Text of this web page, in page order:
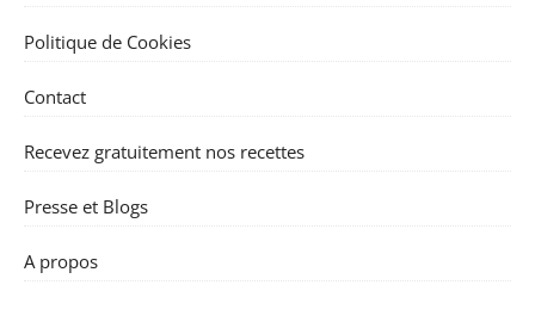
Politique de Cookies
Contact
Recevez gratuitement nos recettes
Presse et Blogs
A propos